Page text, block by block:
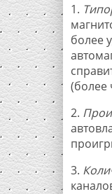
1.
более
(более
2.
3.